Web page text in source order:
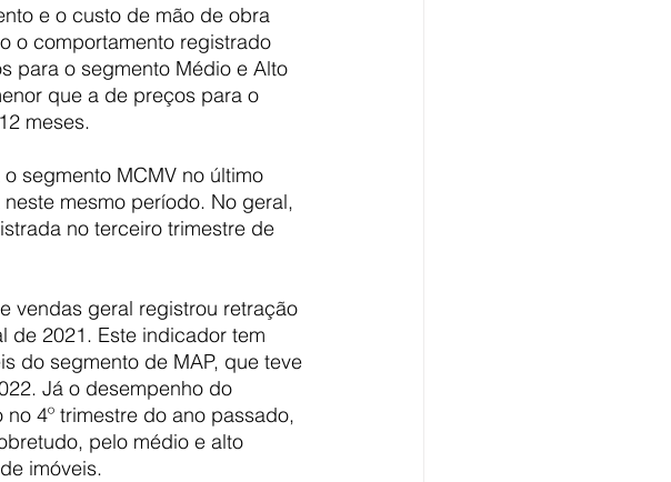
e o custo de mão de obra
o comportamento registrado
para o segmento Médio e Alto
que a de preços para o
meses.
segmento MCMV no último
mesmo período. No geral,
no terceiro trimestre de
vendas geral registrou retração
de 2021. Este indicador tem
do segmento de MAP, que teve
Já o desempenho do
4º trimestre do ano passado,
pelo médio e alto
imóveis.